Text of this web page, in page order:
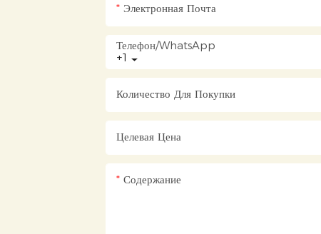
Электронная Почта
+1
Телефон/WhatsApp
Количество Для Покупки
Целевая Цена
Содержание